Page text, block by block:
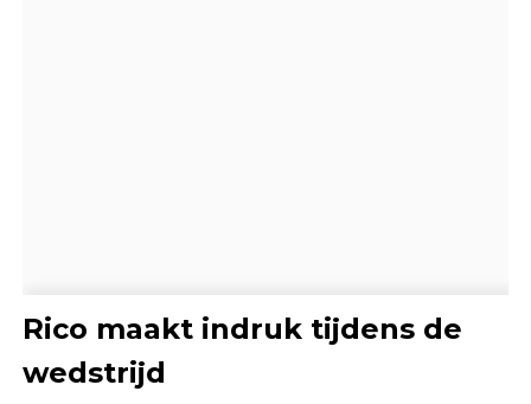
Rico maakt indruk tijdens de
wedstrijd